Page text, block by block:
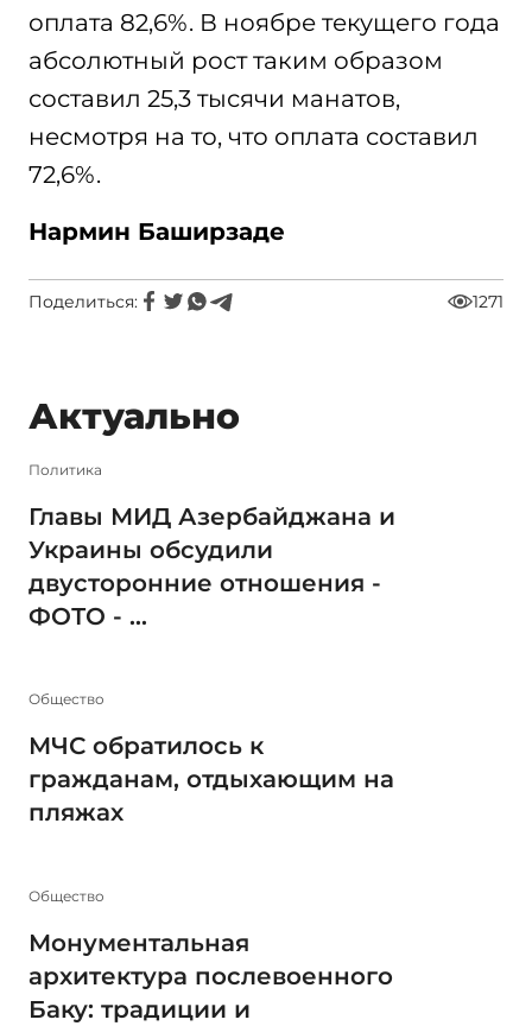
оплата 82,6%. В ноябре текущего года
абсолютный рост таким образом
составил 25,3 тысячи манатов,
несмотря на то, что оплата составил
72,6%.
Нармин Баширзаде
Поделиться: 1271
Актуально
Политика
Главы МИД Азербайджана и
Украины обсудили
двусторонние отношения -
ФОТО - ...
Общество
МЧС обратилось к
гражданам, отдыхающим на
пляжах
Общество
Монументальная
архитектура послевоенного
Баку: традиции и